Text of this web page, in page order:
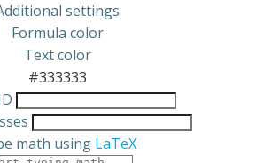
settings
Formula color
Text color
#333333
math using LaTeX